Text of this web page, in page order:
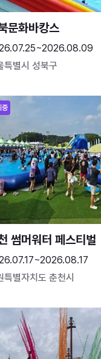
문화바캉스
특별시 성북구
중
썸머워터 페스티벌
특별자치도 춘천시